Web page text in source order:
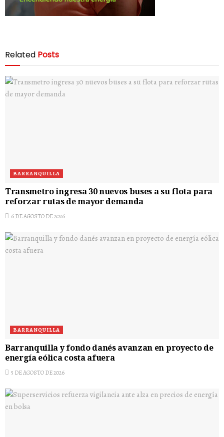
Related Posts
BARRANQUILLA
Transmetro ingresa 30 nuevos buses a su flota para
reforzar rutas de mayor demanda
6 DE AGOSTO DE 2026
BARRANQUILLA
Barranquilla y fondo danés avanzan en proyecto de
energía eólica costa afuera
5 DE AGOSTO DE 2026